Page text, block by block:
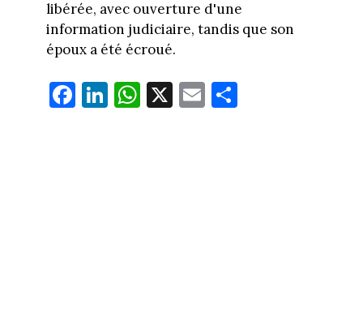
libérée, avec ouverture d'une
information judiciaire, tandis que son
époux a été écroué.
Fa
ce
Li
nk
W
ha
X E
m
Pa
rt